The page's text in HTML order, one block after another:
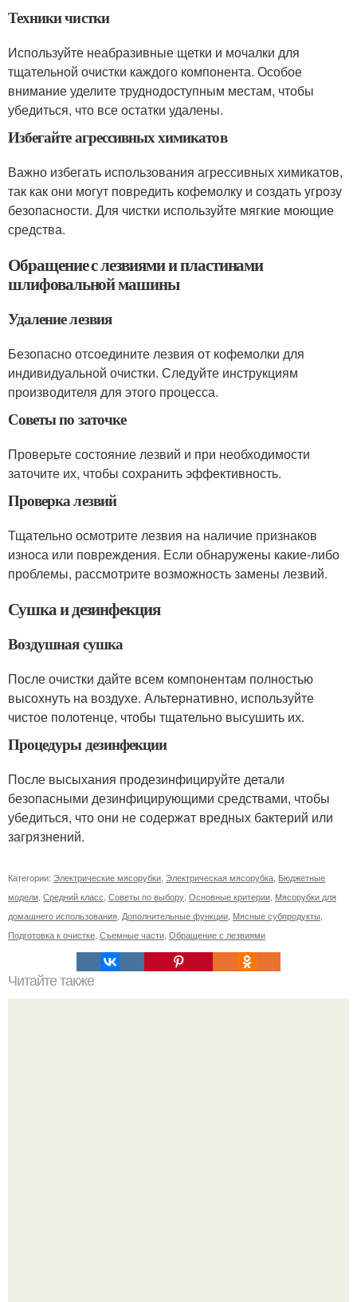
Техники чистки
Используйте неабразивные щетки и мочалки для
тщательной очистки каждого компонента. Особое
внимание уделите труднодоступным местам, чтобы
убедиться, что все остатки удалены.
Избегайте агрессивных химикатов
Важно избегать использования агрессивных химикатов,
так как они могут повредить кофемолку и создать угрозу
безопасности. Для чистки используйте мягкие моющие
средства.
Обращение с лезвиями и пластинами
шлифовальной машины
Удаление лезвия
Безопасно отсоедините лезвия от кофемолки для
индивидуальной очистки. Следуйте инструкциям
производителя для этого процесса.
Советы по заточке
Проверьте состояние лезвий и при необходимости
заточите их, чтобы сохранить эффективность.
Проверка лезвий
Тщательно осмотрите лезвия на наличие признаков
износа или повреждения. Если обнаружены какие-либо
проблемы, рассмотрите возможность замены лезвий.
Сушка и дезинфекция
Воздушная сушка
После очистки дайте всем компонентам полностью
высохнуть на воздухе. Альтернативно, используйте
чистое полотенце, чтобы тщательно высушить их.
Процедуры дезинфекции
После высыхания продезинфицируйте детали
безопасными дезинфицирующими средствами, чтобы
убедиться, что они не содержат вредных бактерий или
загрязнений.
Категории: Электрические мясорубки Электрическая мясорубка Бюджетные
модели Средний класс Советы по выбору Основные критерии Мясорубки для
домашнего использования Дополнительные функции Мясные субпродукты
Подготовка к очистке Съемные части Обращение с лезвиями
Читайте также